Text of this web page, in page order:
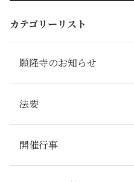
カテゴリーリスト
願隆寺のお知らせ
法要
開催行事